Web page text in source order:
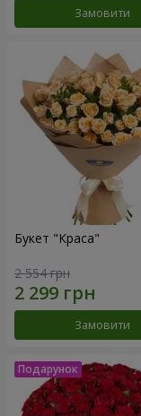
Замовити
Букет "Краса"
2 554 грн
Замовити